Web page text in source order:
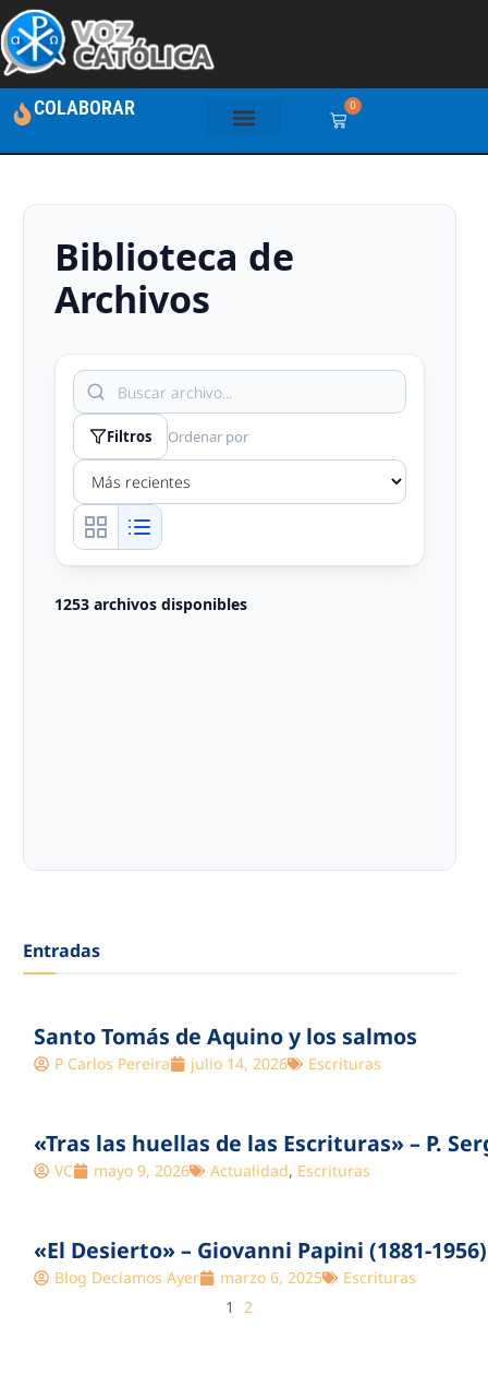
COLABORAR 0
Biblioteca de
Archivos
Filtros Ordenar por
1253 archivos disponibles
Entradas
Santo Tomás de Aquino y los salmos
P Carlos Pereira julio 14, 2026 Escrituras
«Tras las huellas de las Escrituras» – P.
VC mayo 9, 2026 Actualidad, Escrituras
«El Desierto» – Giovanni Papini (1881-1956)
Blog Decíamos Ayer marzo 6, 2025
Escrituras
1
2